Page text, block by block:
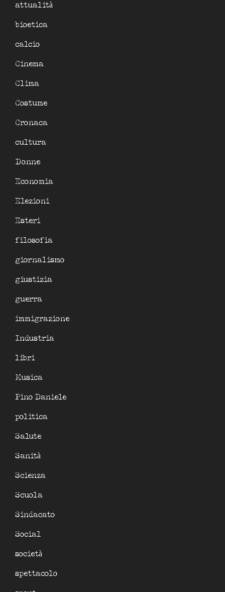
attualità
bioetica
calcio
Cinema
Clima
Costume
Cronaca
cultura
Donne
Economia
Elezioni
Esteri
filosofia
giornalismo
giustizia
guerra
immigrazione
Industria
libri
Musica
Pino Daniele
politica
Salute
Sanità
Scienza
Scuola
Sindacato
Social
società
spettacolo